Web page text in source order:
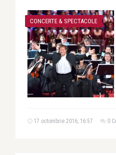
CONCERTE & SPECTACOLE
17 octombrie 2016, 16:57 0